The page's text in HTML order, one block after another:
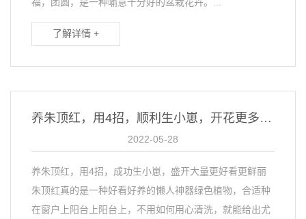
了解详情 +
养朱顶红，用4招，顺利生小崽，开花更多更美更艳丽
2022-05-28
养朱顶红，用4招，成功生小崽，盛开大量更好看更鲜丽
朱顶红真的是一种好看好养的懒人神器绿色植物，合适种
在窗户上阳台上阳台上，不用如何用心清洗，就能给出尤